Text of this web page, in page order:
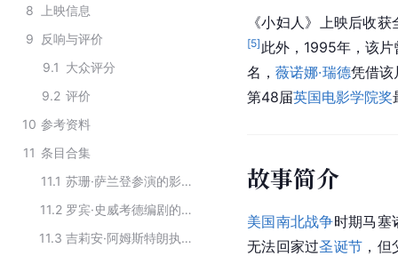
8
上映信息
9
反响与评价
9.1 大众评分
9.2 评价
10 参考资料
11 条目合集
11.1
苏珊·萨兰登参演的影视作品
11.2
罗宾·史威考德编剧的影视作品
11.3
吉莉安·阿姆斯特朗执导的影视作品
《小妇人》上映后收
[5] 此外，1995年，该片
名，薇诺娜·瑞德凭借该
第48届英国电影学院奖
故事简介
美国南北战争时期马塞
无法回家过圣诞节 ，